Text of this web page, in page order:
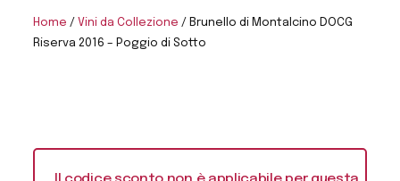
Home / Vini da Collezione / Brunello di Montalcino DOCG
Riserva 2016 – Poggio di Sotto